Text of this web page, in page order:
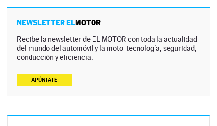
NEWSLETTER ELMOTOR
Recibe la newsletter de EL MOTOR con toda la actualidad
del mundo del automóvil y la moto, tecnología, seguridad,
conducción y eficiencia.
APÚNTATE